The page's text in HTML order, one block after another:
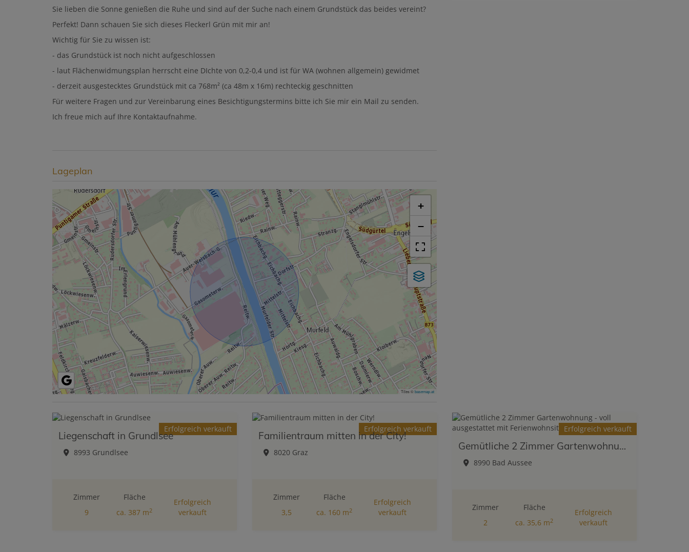
Sie lieben die Sonne genießen die Ruhe und sind auf der Suche nach einem Grundstück das beides vereint?
Perfekt! Dann schauen Sie sich dieses Fleckerl Grün mit mir an!
Wichtig für Sie zu wissen ist:
- das Grundstück ist noch nicht aufgeschlossen
- laut Flächenwidmungsplan herrscht eine DIchte von 0,2-0,4 und ist für WA (wohnen allgemein) gewidmet
- derzeit ausgestecktes Grundstück mit ca 768m² (ca 48m x 16m) rechteckig geschnitten
Für weitere Fragen und zur Vereinbarung eines Besichtigungstermins bitte ich Sie mir ein Mail zu senden.
Ich freue mich auf Ihre Kontaktaufnahme.
Lageplan
+
−
Tiles ©basemap.at
Erfolgreich verkauft
Liegenschaft in Grundlsee
8993 Grundlsee
Zimmer
9
Fläche
ca. 387 m2
Erfolgreich
verkauft
Erfolgreich verkauft
Familientraum mitten in der City!
8020 Graz
Zimmer
3,5
Fläche
ca. 160 m2
Erfolgreich
verkauft
Erfolgreich verkauft
Gemütliche 2 Zimmer Gartenwohnung - voll ausgestattet mit Ferienwohnsitz - Widmung
8990 Bad Aussee
Zimmer
2
Fläche
ca. 35,6 m2
Erfolgreich
verkauft